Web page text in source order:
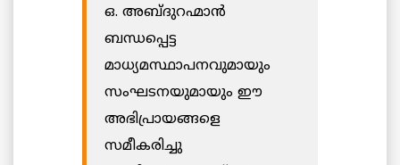
ഒ. അബ്ദുറഹ്മാന്‍
ബന്ധപ്പെട്ട
മാധ്യമസ്ഥാപനവുമായും
സംഘടനയുമായും ഈ
അഭിപ്രായങ്ങളെ
സമീകരിച്ചു